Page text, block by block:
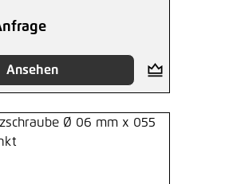
Ansehen